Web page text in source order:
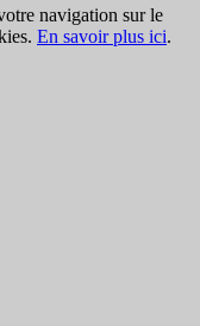
navigation sur le
En savoir plus ici.